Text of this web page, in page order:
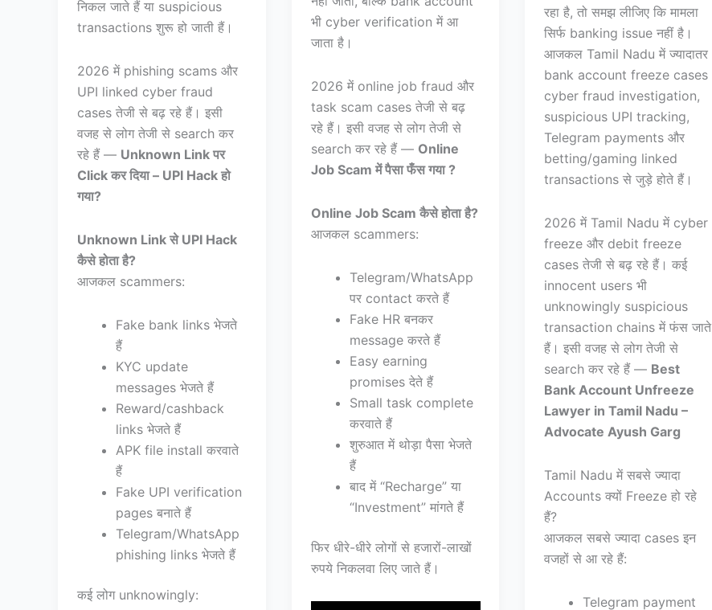
निकल जाते हैं या suspicious
transactions शुरू हो जाती हैं।
2026 में phishing scams और
UPI linked cyber fraud
cases तेजी से बढ़ रहे हैं। इसी
वजह से लोग तेजी से search कर
रहे हैं — Unknown Link पर
Click कर दिया – UPI Hack हो
गया?
Unknown Link से UPI Hack
कैसे होता है?
आजकल scammers:
Fake bank links भेजते
हैं
KYC update
messages भेजते हैं
Reward/cashback
links भेजते हैं
APK file install करवाते
हैं
Fake UPI verification
pages बनाते हैं
Telegram/WhatsApp
phishing links भेजते हैं
कई लोग unknowingly:
भी cyber verification में आ
जाता है।
2026 में online job fraud और
task scam cases तेजी से बढ़
रहे हैं। इसी वजह से लोग तेजी से
search कर रहे हैं — Online
Job Scam में पैसा फँस गया ?
Online Job Scam कैसे होता है?
आजकल scammers:
Telegram/WhatsApp
पर contact करते हैं
Fake HR बनकर
message करते हैं
Easy earning
promises देते हैं
Small task complete
करवाते हैं
शुरुआत में थोड़ा पैसा भेजते
हैं
बाद में “Recharge” या
“Investment” मांगते हैं
फिर धीरे-धीरे लोगों से हजारों-लाखों
रुपये निकलवा लिए जाते हैं।
रहा है, तो समझ लीजिए कि मामला
सिर्फ banking issue नहीं है।
आजकल Tamil Nadu में ज्यादातर
bank account freeze cases
cyber fraud investigation,
suspicious UPI tracking,
Telegram payments और
betting/gaming linked
transactions से जुड़े होते हैं।
2026 में Tamil Nadu में cyber
freeze और debit freeze
cases तेजी से बढ़ रहे हैं। कई
innocent users भी
unknowingly suspicious
transaction chains में फंस जाते
हैं। इसी वजह से लोग तेजी से
search कर रहे हैं — Best
Bank Account Unfreeze
Lawyer in Tamil Nadu –
Advocate Ayush Garg
Tamil Nadu में सबसे ज्यादा
Accounts क्यों Freeze हो रहे
हैं?
आजकल सबसे ज्यादा cases इन
वजहों से आ रहे हैं:
Telegram payment